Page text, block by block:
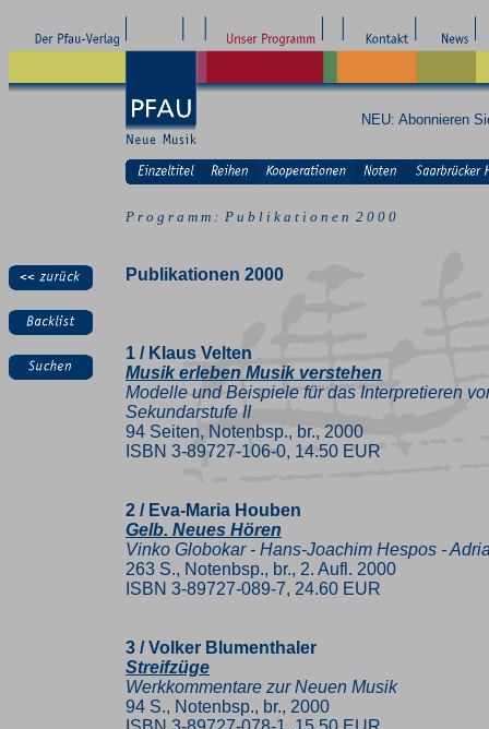
NEU: Abonnieren
P r o g r a m m : P u b l i k a t i o n e n 2 0 0 0
Publikationen 2000
1 / Klaus Velten
Musik erleben Musik verstehen
Modelle und Beispiele für das Interpretieren
Sekundarstufe II
94 Seiten, Notenbsp., br., 2000
ISBN 3-89727-106-0, 14.50 EUR
2 / Eva-Maria Houben
Gelb. Neues Hören
Vinko Globokar - Hans-Joachim Hespos -
263 S., Notenbsp., br., 2. Aufl. 2000
ISBN 3-89727-089-7, 24.60 EUR
3 / Volker Blumenthaler
Streifzüge
Werkkommentare zur Neuen Musik
94 S., Notenbsp., br., 2000